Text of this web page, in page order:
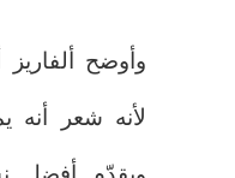
وأوضح ألفاريز
لأنه شعر أنه